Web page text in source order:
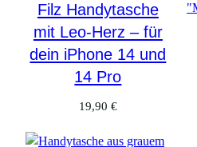
Filz Handytasche
mit Leo-Herz – für
dein iPhone 14 und
14 Pro
19,90 €